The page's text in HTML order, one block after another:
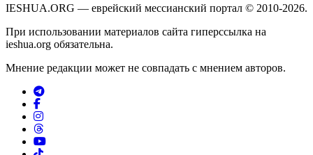
IESHUA.ORG — еврейский мессианский портал © 2010-2026.
При использовании материалов сайта гиперссылка на
ieshua.org обязательна.
Мнение редакции может не совпадать с мнением авторов.